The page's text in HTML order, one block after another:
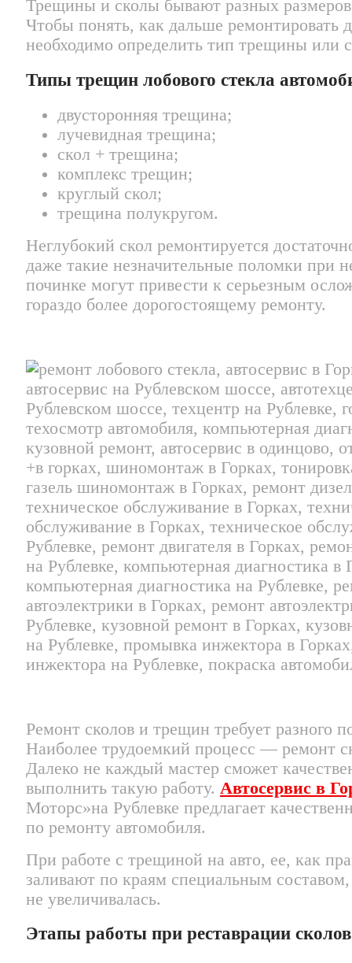
Трещины и сколы бывают разных
Чтобы понять, как дальше ремонтировать
необходимо определить тип трещины или
Типы трещин лобового стекла
двусторонняя трещина;
лучевидная трещина;
скол + трещина;
комплекс трещин;
круглый скол;
трещина полукругом.
Неглубокий скол ремонтируется
даже такие незначительные поломки при
починке могут привести к серьезным
гораздо более дорогостоящему ремонту.
Ремонт сколов и трещин требует разного
Наиболее трудоемкий процесс — ремонт
Далеко не каждый мастер сможет
выполнить такую работу. Автосервис в
Моторс»на Рублевке предлагает
по ремонту автомобиля.
При работе с трещиной на авто, ее, как
заливают по краям специальным
не увеличивалась.
Этапы работы при реставрации сколов